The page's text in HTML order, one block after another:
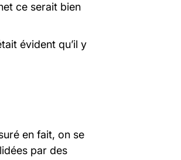
ce serait bien
évident qu’il y
en fait, on se
par des